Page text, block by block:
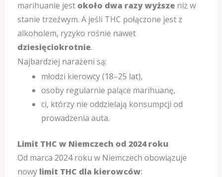
marihuanie jest około dwa razy wyższeniż w
stanie trzeźwym. A jeśli THC połączone jest z
alkoholem, ryzyko rośnie nawet
dziesięciokrotnie.
Najbardziej narażeni są:
młodzi kierowcy (18–25 lat),
osoby regularnie palące marihuanę,
ci, którzy nie oddzielają konsumpcji od
prowadzenia auta.
Limit THC w Niemczech od 2024 roku
Od marca 2024 roku w Niemczech obowiązuje
nowy limit THC dla kierowców: